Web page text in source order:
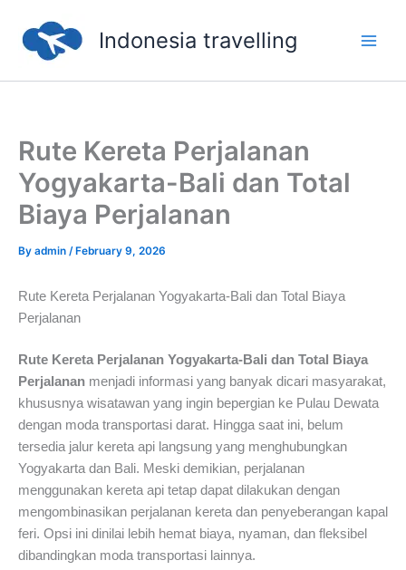
content
Indonesia travelling
Rute Kereta Perjalanan
Yogyakarta-Bali dan Total
Biaya Perjalanan
By admin /February 9, 2026
Rute Kereta Perjalanan Yogyakarta-Bali dan Total Biaya
Perjalanan
Rute Kereta Perjalanan Yogyakarta-Bali dan Total Biaya
Perjalanan menjadi informasi yang banyak dicari masyarakat,
khususnya wisatawan yang ingin bepergian ke Pulau Dewata
dengan moda transportasi darat. Hingga saat ini, belum
tersedia jalur kereta api langsung yang menghubungkan
Yogyakarta dan Bali. Meski demikian, perjalanan
menggunakan kereta api tetap dapat dilakukan dengan
mengombinasikan perjalanan kereta dan penyeberangan kapal
feri. Opsi ini dinilai lebih hemat biaya, nyaman, dan fleksibel
dibandingkan moda transportasi lainnya.